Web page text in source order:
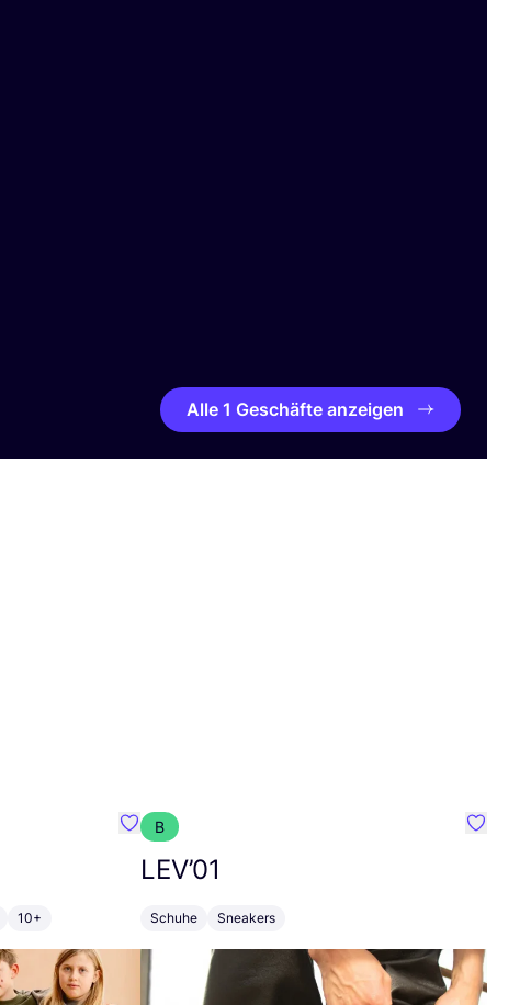
Alle 1 Geschäfte anzeigen
10+
Favorit Mads Nørgaard
B
LEV’01
Schuhe Sneakers
Favorit